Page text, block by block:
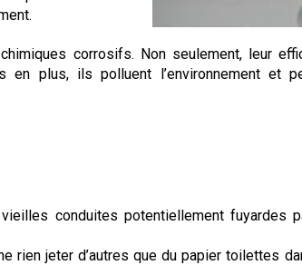
corrosifs. Non seulement, leur
en plus, ils polluent l’environnement et
conduites potentiellement fuyardes
jeter d’autres que du papier toilettes